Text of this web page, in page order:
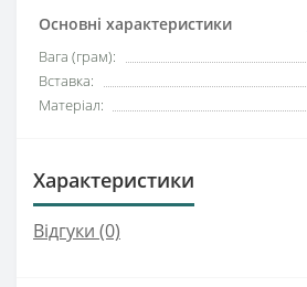
Основні характеристики
Вага (грам):
Вставка:
Матеріал:
Характеристики
Відгуки (0)